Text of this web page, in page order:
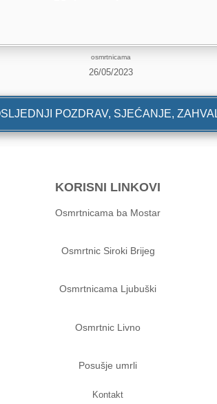
osmrtnicama
26/05/2023
POZDRAV, SJEĆANJE,
KORISNI LINKOVI
Osmrtnicama ba Mostar
Osmrtnic Siroki Brijeg
Osmrtnicama Ljubuški
Osmrtnic Livno
Posušje umrli
Kontakt